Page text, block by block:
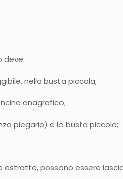
deve:
nella busta piccola;
anagrafico;
piegarlo) e la busta piccola;
possono essere lasciati